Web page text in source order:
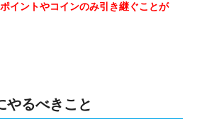
イントやコインのみ引き継ぐことが
やるべきこと